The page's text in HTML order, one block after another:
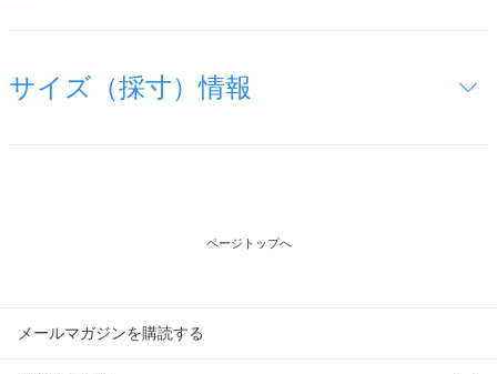
サイズ（採寸）情報
ページトップへ
メールマガジンを購読する